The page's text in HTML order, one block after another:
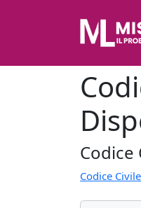
Codice
Codice Civile